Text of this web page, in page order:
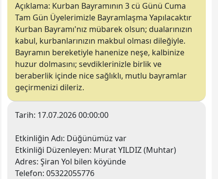
Açıklama: Kurban Bayramının 3 cü Günü Cuma
Tam Gün Üyelerimizle Bayramlaşma Yapılacaktır
Kurban Bayramı'nız mübarek olsun; dualarınızın
kabul, kurbanlarınızın makbul olması dileğiyle.
Bayramın bereketiyle hanenize neşe, kalbinize
huzur dolmasını; sevdiklerinizle birlik ve
beraberlik içinde nice sağlıklı, mutlu bayramlar
geçirmenizi dileriz.
Tarih: 17.07.2026 00:00:00
Etkinliğin Adı: Düğünümüz var
Etkinliği Düzenleyen: Murat YILDIZ (Muhtar)
Adres: Şiran Yol bilen köyünde
Telefon: 05322055776